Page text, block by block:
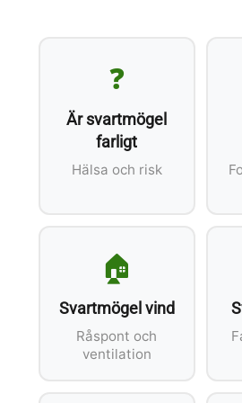
❓
Är svartmögel
farligt
Hälsa och risk
🏠
Svartmögel vind
Råspont och
ventilation